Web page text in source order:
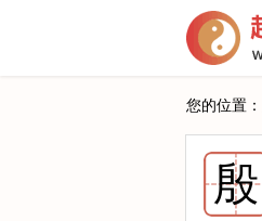
您的位置：
殷